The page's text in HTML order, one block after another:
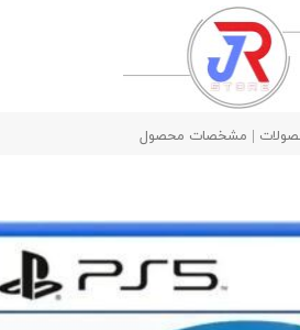
| مشخصات محصول